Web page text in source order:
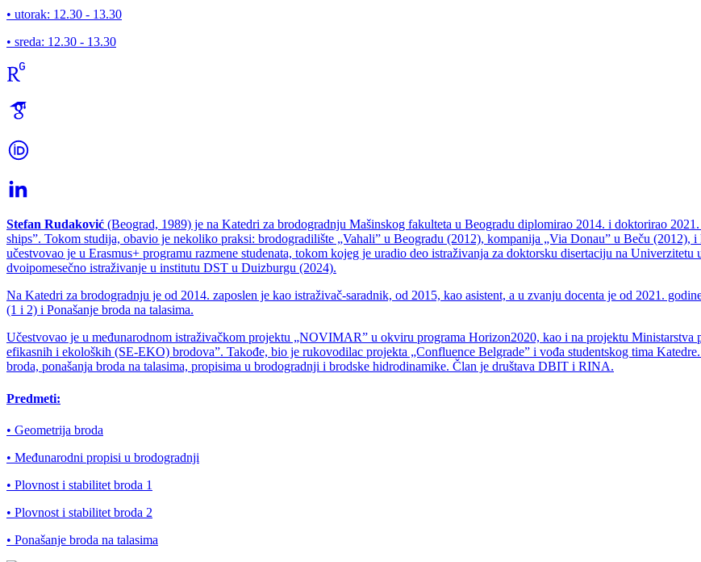
• utorak: 12.30 - 13.30
• sreda: 12.30 - 13.30
Stefan Rudaković (Beograd, 1989) je na Katedri za brodogradnju Mašinskog fakulteta u Beogradu diplomirao 2014. i doktorirao
ships”. Tokom studija, obavio je nekoliko praksi: brodogradilište „Vahali” u Beogradu (2012), kompanija „Via Donau” u Beču
učestvovao je u Erasmus+ programu razmene studenata, tokom kojeg je uradio deo istraživanja za doktorsku disertaciju na
dvoipomesečno istraživanje u institutu DST u Duizburgu (2024).
Na Katedri za brodogradnju je od 2014. zaposlen je kao istraživač-saradnik, od 2015, kao asistent, a u zvanju docenta je od 2021.
(1 i 2) i Ponašanje broda na talasima.
Učestvovao je u međunarodnom istraživačkom projektu „NOVIMAR” u okviru programa Horizon2020, kao i na projektu Ministarstva
efikasnih i ekoloških (SE-EKO) brodova”. Takođe, bio je rukovodilac projekta „Confluence Belgrade” i vođa studentskog tima
broda, ponašanja broda na talasima, propisima u brodogradnji i brodske hidrodinamike. Član je društava DBIT i RINA.
Predmeti:
• Geometrija broda
• Međunarodni propisi u brodogradnji
• Plovnost i stabilitet broda 1
• Plovnost i stabilitet broda 2
• Ponašanje broda na talasima